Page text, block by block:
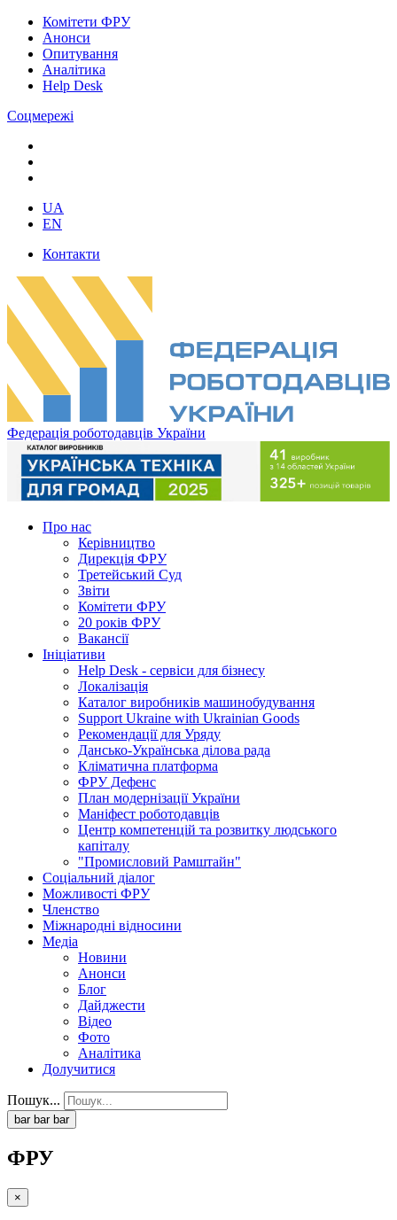
Комітети ФРУ
Анонси
Опитування
Аналітика
Help Desk
Соцмережі
UA
EN
Контакти
Федерація роботодавців України
Про нас
Керівництво
Дирекція ФРУ
Третейський Суд
Звіти
Комітети ФРУ
20 років ФРУ
Вакансії
Ініціативи
Help Desk - сервіси для бізнесу
Локалізація
Каталог виробників машинобудування
Support Ukraine with Ukrainian Goods
Рекомендації для Уряду
Дансько-Українська ділова рада
Кліматична платформа
ФРУ Дефенс
План модернізації України
Маніфест роботодавців
Центр компетенцій та розвитку людського
капіталу
"Промисловий Рамштайн"
Соціальний діалог
Можливості ФРУ
Членство
Міжнародні відносини
Медіа
Новини
Анонси
Блог
Дайджести
Відео
Фото
Аналітика
Долучитися
Пошук...
bar bar bar
ФРУ
×